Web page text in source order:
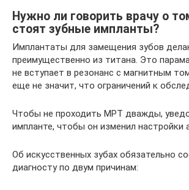
Нужно ли говорить врачу о
стоят зубные импланты?
Имплантаты для замещения зубов
преимущественно из титана. Это
не вступает в резонанс с магнитным
еще не значит, что ограничений к
Чтобы не проходить МРТ дважды,
импланте, чтобы он изменил настройки
Об искусственных зубах обязательно
диагносту по двум причинам: